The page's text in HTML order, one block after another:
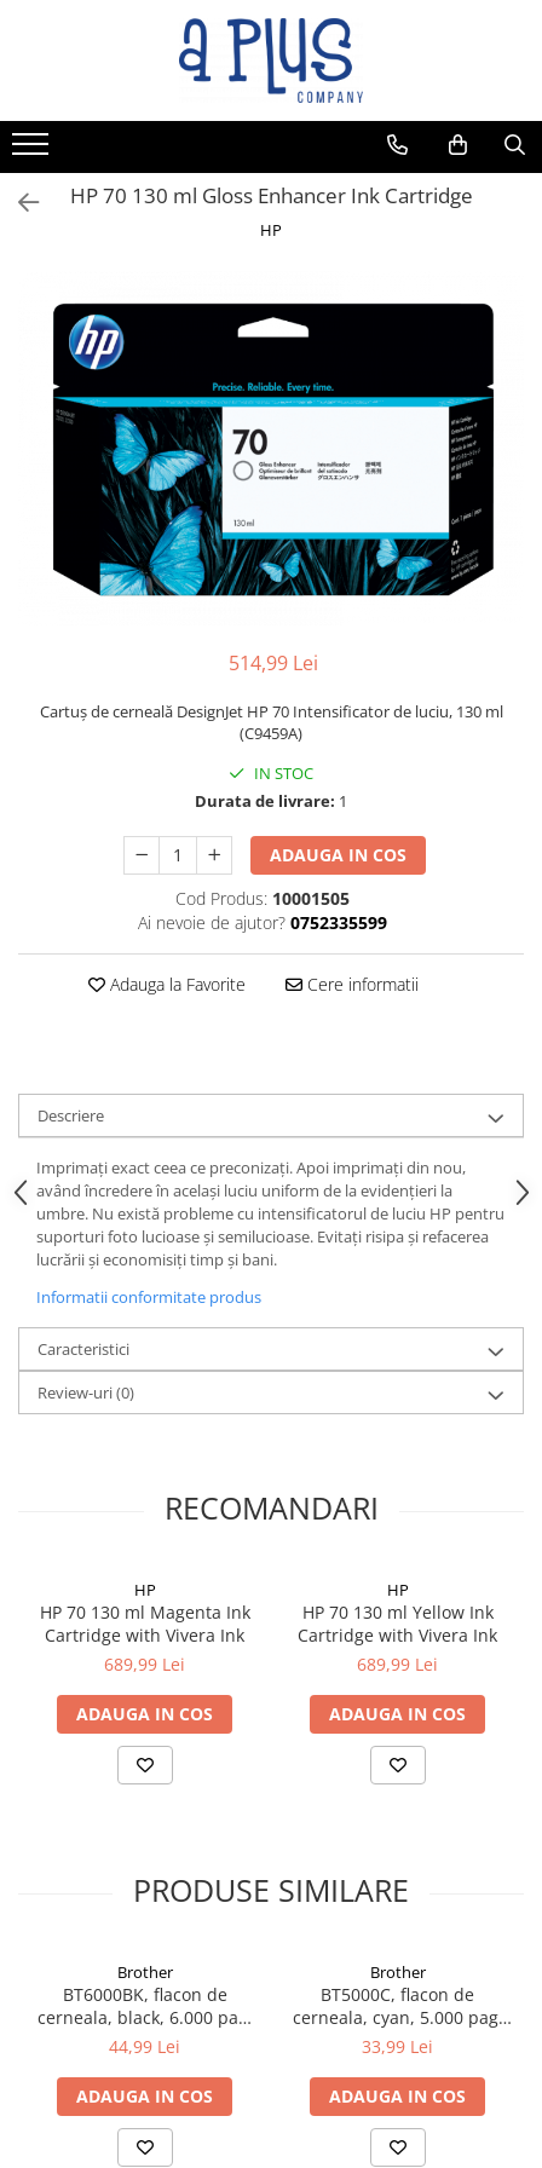
HP 70 130 ml Gloss Enhancer Ink Cartridge
HP
514,99 Lei
Cartuş de cerneală DesignJet HP 70 Intensificator de luciu, 130 ml
(C9459A)
IN STOC
Durata de livrare: 1
ADAUGA IN COS
Cod Produs: 10001505
Ai nevoie de ajutor? 0752335599
Adauga la Favorite Cere informatii
Descriere
Imprimaţi exact ceea ce preconizaţi. Apoi imprimaţi din nou,
având încredere în acelaşi luciu uniform de la evidenţieri la
umbre. Nu există probleme cu intensificatorul de luciu HP pentru
suporturi foto lucioase şi semilucioase. Evitaţi risipa şi refacerea
lucrării şi economisiţi timp şi bani.
Informatii conformitate produs
Caracteristici
Review-uri(0)
RECOMANDARI
HP
HP 70 130 ml Magenta Ink
Cartridge with Vivera Ink
689,99 Lei
ADAUGA IN COS
HP
HP 70 130 ml Yellow Ink
Cartridge with Vivera Ink
689,99 Lei
ADAUGA IN COS
PRODUSE SIMILARE
Brother
BT6000BK, flacon de
cerneala, black, 6.000 pag,
Ink Benefit DCP-
44,99 Lei
ADAUGA IN COS
Brother
BT5000C, flacon de
cerneala, cyan, 5.000 pag,
Ink Benefit DCP-
33,99 Lei
ADAUGA IN COS